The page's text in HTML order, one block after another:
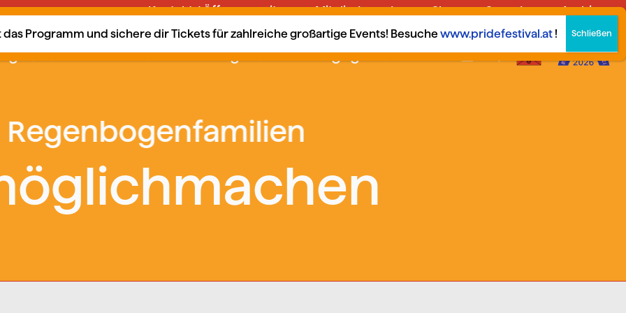
Kontakt / Öffnungszeiten Mitglied werden Shop Spenden Archiv
Kalender Mitglied? Engagier dich!
Programm und sichere dir Tickets für zahlreiche großartige Events! Besuche www.pridefestival.at !